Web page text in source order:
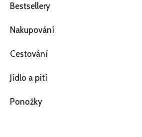
Bestsellery
Nakupování
Cestování
Jídlo a pití
Ponožky